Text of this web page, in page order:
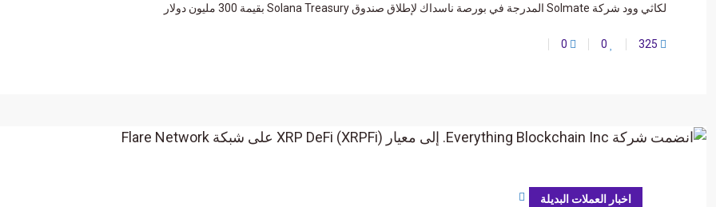
لكاثي وود شركة Solmate المدرجة في بورصة ناسداك لإطلاق صندوق Solana Treasury بقيمة 300 مليون دولار
اخبار العملات البديلة